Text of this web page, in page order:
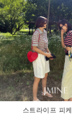
스트라이프 피